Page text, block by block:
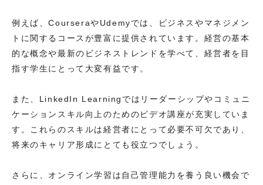
例えば、CourseraやUdemyでは、ビジネスやマネジメン
トに関するコースが豊富に提供されています。経営の基本
的な概念や最新のビジネストレンドを学べて、経営者を目
指す学生にとって大変有益です。
また、LinkedIn Learningではリーダーシップやコミュニ
ケーションスキル向上のためのビデオ講座が充実していま
す。これらのスキルは経営者にとって必要不可欠であり、
将来のキャリア形成にとても役立つでしょう。
さらに、オンライン学習は自己管理能力を養う良い機会で